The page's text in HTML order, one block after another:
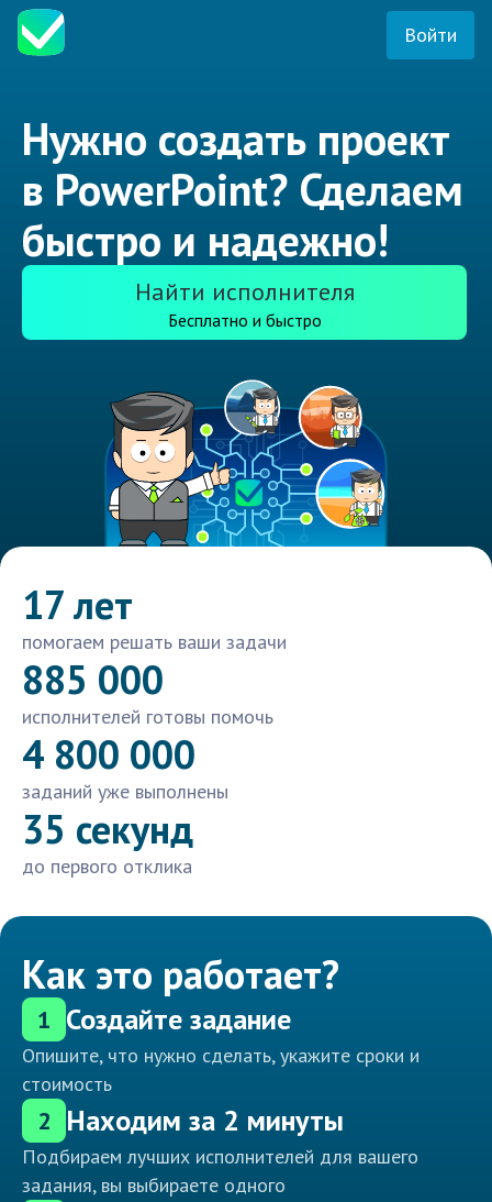
Войти
Нужно создать проект
в PowerPoint? Сделаем
быстро и надежно!
Найти исполнителя
Бесплатно и быстро
17 лет
помогаем решать ваши задачи
885 000
исполнителей готовы помочь
4 800 000
заданий уже выполнены
35 секунд
до первого отклика
Как это работает?
1 Создайте задание
Опишите, что нужно сделать, укажите сроки и
стоимость
2 Находим за 2 минуты
Подбираем лучших исполнителей для вашего
задания, вы выбираете одного